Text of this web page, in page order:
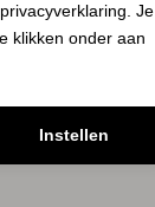
Je
klikken onder aan
Instellen